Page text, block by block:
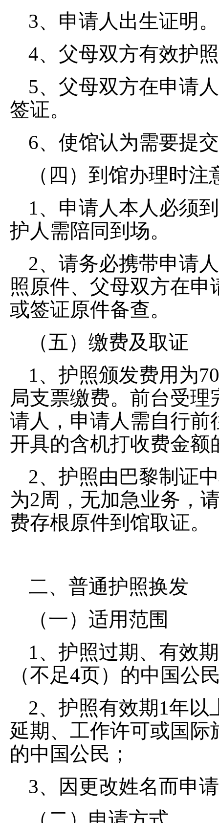
3、申请人出生证明。
4、父母双方有效护
5、父母双方在申请
签证。
6、使馆认为需要提
（四）到馆办理时注
1、申请人本人必须
护人需陪同到场。
2、请务必携带申请
照原件、父母双方在
或签证原件备查。
（五）缴费及取证
1、护照颁发费用为
局支票缴费。前台受
请人，申请人需自行
开具的含机打收费金额
2、护照由巴黎制证
为2周，无加急业务，
费存根原件到馆取证。
二、普通护照换发
（一）适用范围
1、护照过期、有效
（不足4页）的中国公
2、护照有效期1年以
延期、工作许可或国
的中国公民；
3、因更改姓名而申